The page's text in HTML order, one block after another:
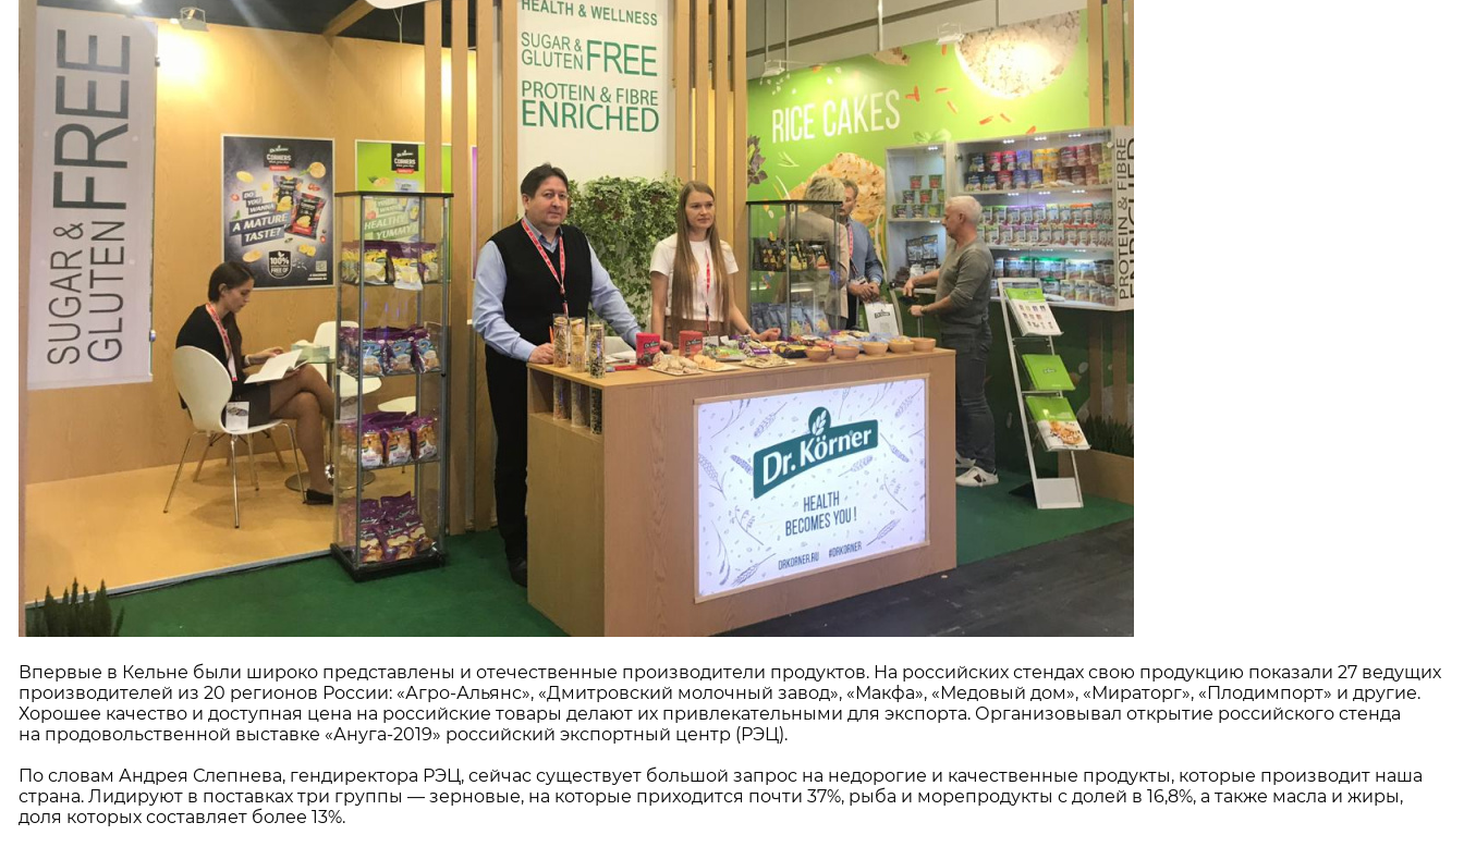
Впервые в Кельне были широко представлены и отечественные производители продуктов. На российских стендах свою продукцию показали 27 ведущих
производителей из 20 регионов России: «Агро-Альянс», «Дмитровский молочный завод», «Макфа», «Медовый дом», «Мираторг», «Плодимпорт» и другие.
Хорошее качество и доступная цена на российские товары делают их привлекательными для экспорта. Организовывал открытие российского стенда
на продовольственной выставке «Ануга-2019» российский экспортный центр (РЭЦ).
По словам Андрея Слепнева, гендиректора РЭЦ, сейчас существует большой запрос на недорогие и качественные продукты, которые производит наша
страна. Лидируют в поставках три группы — зерновые, на которые приходится почти 37%, рыба и морепродукты с долей в 16,8%, а также масла и жиры,
доля которых составляет более 13%.